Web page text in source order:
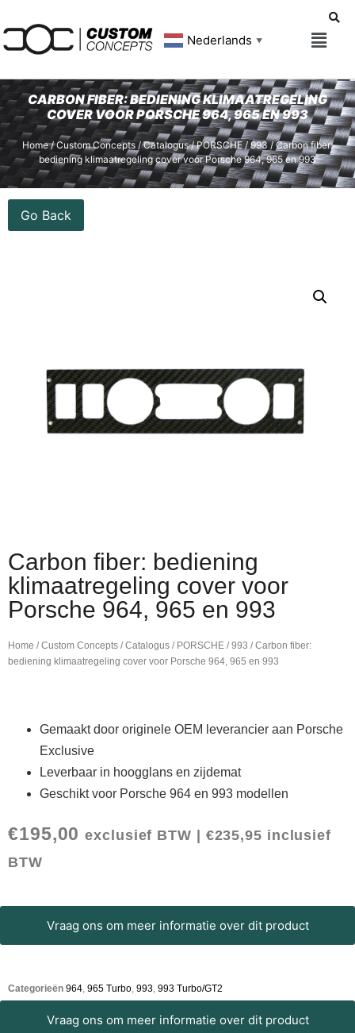
Nederlands ▼
CARBON FIBER: BEDIENING KLIMAATREGELING
COVER VOOR PORSCHE 964, 965 EN 993
Home/Custom Concepts/Catalogus/PORSCHE/993/ Carbon fiber:
bediening klimaatregeling cover voor Porsche 964, 965 en 993
Go Back
Carbon fiber: bediening
klimaatregeling cover voor
Porsche 964, 965 en 993
Home /Custom Concepts /Catalogus / PORSCHE /993 / Carbon fiber:
bediening klimaatregeling cover voor Porsche 964, 965 en 993
Gemaakt door originele OEM leverancier aan Porsche
Exclusive
Leverbaar in hoogglans en zijdemat
Geschikt voor Porsche 964 en 993 modellen
€195,00 exclusief BTW | €235,95 inclusief
BTW
Vraag ons om meer informatie over dit product
Categorieën 964, 965 Turbo, 993, 993 Turbo/GT2
Vraag ons om meer informatie over dit product